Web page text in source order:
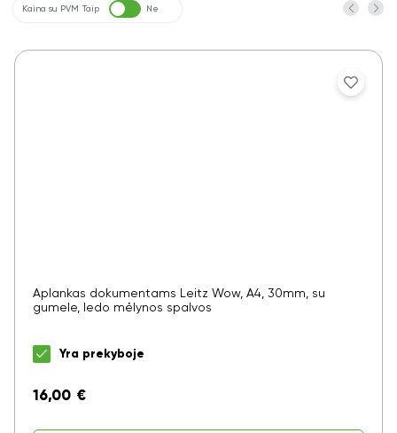
Kaina su PVM Taip Ne
Aplankas dokumentams Leitz Wow, A4, 30mm, su
gumele, ledo mėlynos spalvos
Yra prekyboje
16,00 €